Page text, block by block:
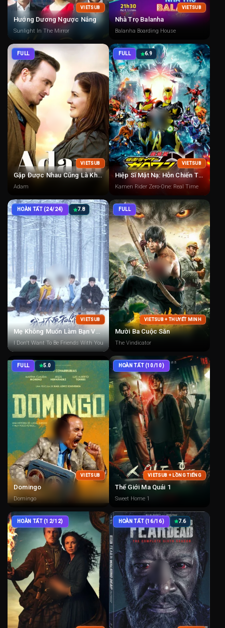
VIETSUB
Hướng Dương Ngược Nắng
Sunlight In The Mirror
VIETSUB
Nhà Trọ Balanha
Balanha Boarding House
FULL
VIETSUB
Gặp Được Nhau Cũng Là Kho Báu
Adam
FULL 6.9
VIETSUB
Hiệp Sĩ Mặt Nạ: Hỗn Chiến Thời Gian Thực
Kamen Rider Zero-One: Real Time
HOÀN TẤT (24/24) 7.8
VIETSUB
Mẹ Không Muốn Làm Bạn Với Con (Tôi Không Muốn Làm Bạn)
I Don't Want To Be Friends With You
FULL
VIETSUB + THUYẾT MINH
Mười Ba Cuộc Săn
The Vindicator
FULL 5.0
VIETSUB
Domingo
Domingo
HOÀN TẤT (10/10)
VIETSUB + LỒNG TIẾNG
Thế Giới Ma Quái 1
Sweet Home 1
HOÀN TẤT (12/12) HOÀN TẤT (16/16) 7.6